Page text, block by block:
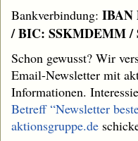
Bankverbindung: IBAN
/ BIC: SSKMDEMM /
Schon gewusst? Wir
Email-Newsletter mit
Informationen.
Betreff “Newsletter
aktionsgruppe.de